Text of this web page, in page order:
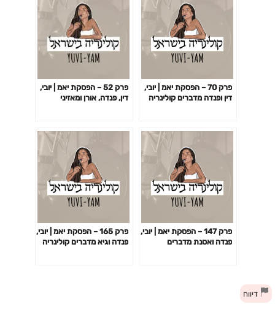
פרק 70 – הפסקת יאמ | יובי,
דין ופנדה מדברים קולינריה
פרק 52 – הפסקת יאמ | יובי,
דין, פנדה, אורן ומאזיני
פרק 147 – הפסקת יאמ | יובי,
פנדה ואסנת מדברים
פרק 165 – הפסקת יאמ | יובי,
פנדה וגיא מדברים קולינריה
דיווח